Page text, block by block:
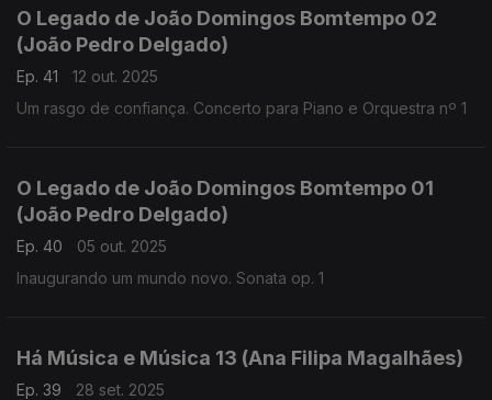
O Legado de João Domingos Bomtempo 02
(João Pedro Delgado)
Ep. 41
12 out. 2025
Um rasgo de confiança. Concerto para Piano e Orquestra nº 1
O Legado de João Domingos Bomtempo 01
(João Pedro Delgado)
Ep. 40
05 out. 2025
Inaugurando um mundo novo. Sonata op. 1
Há Música e Música 13 (Ana Filipa Magalhães)
Ep. 39
28 set. 2025